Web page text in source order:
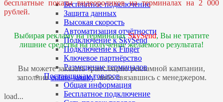
Бесплатное подключение
Защита данных
Высокая скорость
Автоматизация отчётности
Подключение к SkySend
Подключение к Finger
Ключевое партнёрство
Размещение терминалов
Поставщикам товаров
Общая информация
Бесплатное подключение
бесплатные показы видеороликов на терминалах на 2 000
рублей.
Выбирая рекламу на терминалахSkySend, Вы не тратите
лишние средства на получение желаемого результата!
Вы можете заказать трансляцию рекламной кампании,
заполнивonline-заявку, либо связавшись с менеджером.
load...